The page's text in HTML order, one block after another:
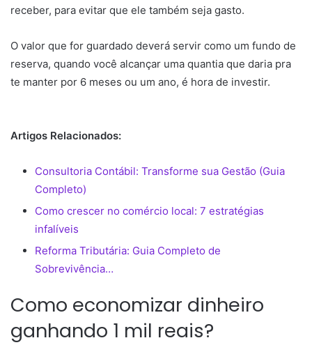
receber, para evitar que ele também seja gasto.
O valor que for guardado deverá servir como um fundo de
reserva, quando você alcançar uma quantia que daria pra
te manter por 6 meses ou um ano, é hora de investir.
Artigos Relacionados:
Consultoria Contábil: Transforme sua Gestão (Guia
Completo)
Como crescer no comércio local: 7 estratégias
infalíveis
Reforma Tributária: Guia Completo de
Sobrevivência…
Como economizar dinheiro
ganhando 1 mil reais?